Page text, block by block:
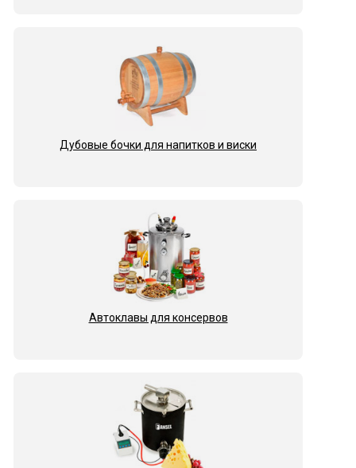
Дубовые бочки для напитков и виски
Автоклавы для консервов